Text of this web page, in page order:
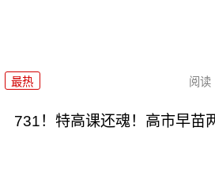
最热 阅读
731！特高课还魂！高市早苗